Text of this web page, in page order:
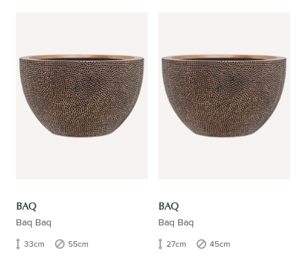
BAQ
Baq Baq
33cm 55cm
BAQ
Baq Baq
27cm 45cm